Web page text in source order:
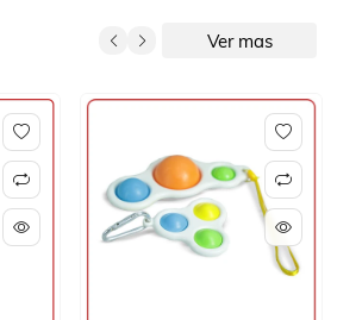
Ver mas